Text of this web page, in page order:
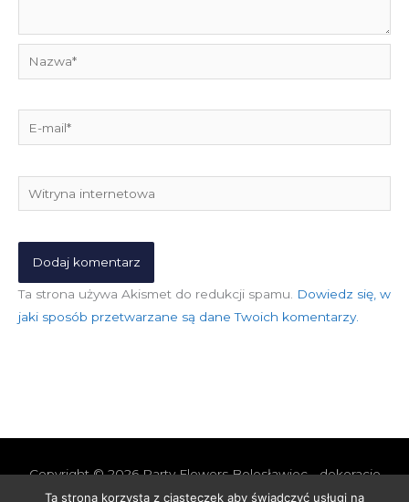
mail*
Witryna
internetowa
Ta strona używa Akismet do redukcji spamu. Dowiedz się, w
jaki sposób przetwarzane są dane Twoich komentarzy.
Copyright © 2026Party Flowers Bolesławiec - dekoracje
nie tylko ślubne
Ta strona korzysta z ciasteczek aby świadczyć usługi na